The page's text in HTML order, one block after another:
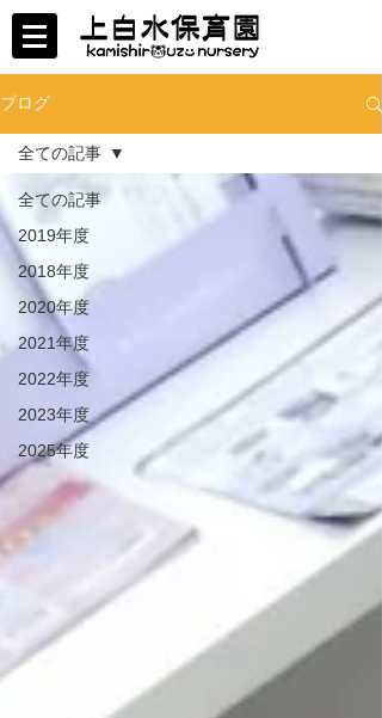
ブログ
全ての記事
2019年度
2018年度
2020年度
2021年度
2022年度
2023年度
2025年度
全ての記事